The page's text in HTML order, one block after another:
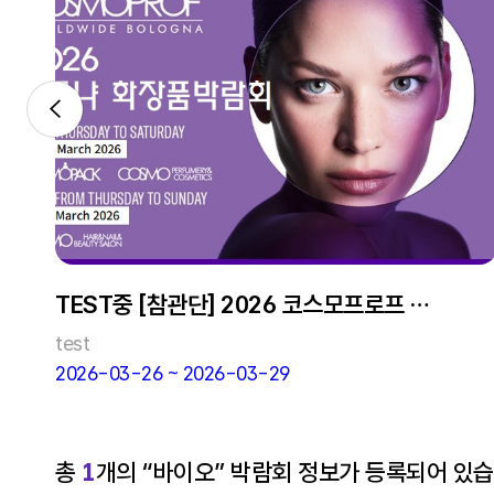
TEST중 [참관단] 2026 코스모프로프 볼
로냐
test
2026-03-26 ~ 2026-03-29
총 1개의 “바이오” 박람회 정보가 등록되어 있